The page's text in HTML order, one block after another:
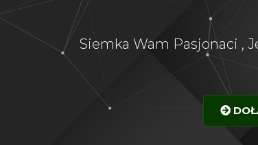
Siemka Wam Pasjonaci ,